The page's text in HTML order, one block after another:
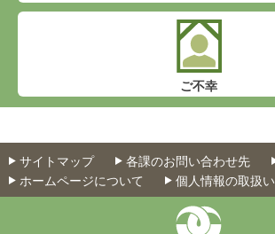
ご不幸
サイトマップ
各課のお問い合わせ先
ホームページについて
個人情報の取扱い